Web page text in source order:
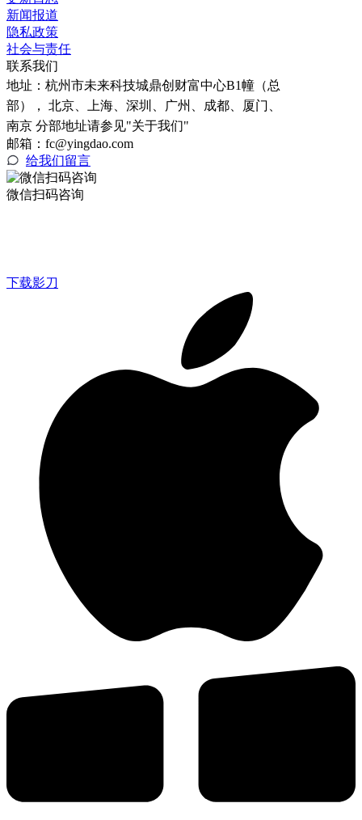
新闻报道
隐私政策
社会与责任
联系我们
地址： 杭州市未来科技城鼎创财富中心B1幢（总
部）， 北京、上海、深圳、广州、成都、厦门、
南京 分部地址请参见"关于我们"
邮箱：fc@yingdao.com
给我们留言
微信扫码咨询
下载影刀